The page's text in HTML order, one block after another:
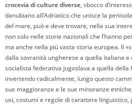
crocevia di culture diverse, sbocco
danubiano all’Adriatico che unisce la
del mare, può e deve trovare, nella sua
non solo nelle storie nazionali che l’hanno
ma anche nella più vasta storia europea. Il
dalla sovranità ungherese a quella italiana e
socialista federativa jugoslava a quella della
invertendo radicalmente, lungo questo
sue maggioranze e le sue minoranze
usi, costumi e regole di carattere linguistico,